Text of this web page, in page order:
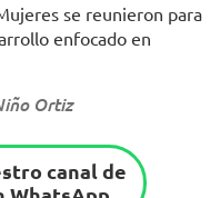
se reunieron para
enfocado en
Ortiz
canal de